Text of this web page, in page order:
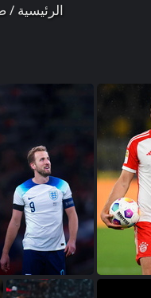
الرئيسية /